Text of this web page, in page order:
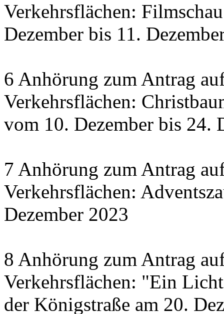
Verkehrsflächen:
Dezember bis 11.
6 Anhörung zum Antrag
Verkehrsflächen:
vom 10. Dezember bis 24.
7 Anhörung zum Antrag
Verkehrsflächen:
Dezember 2023
8 Anhörung zum Antrag
Verkehrsflächen: "Ein
der Königstraße am 20.